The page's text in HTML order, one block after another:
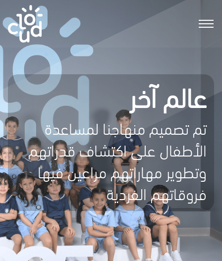
عالم آخر
تم تصميم منهاجنا لمساعدة
الأطفال على اكتشاف قدراتهم
وتطوير مهاراتهم مراعين فيها
فروقاتهم الفردية